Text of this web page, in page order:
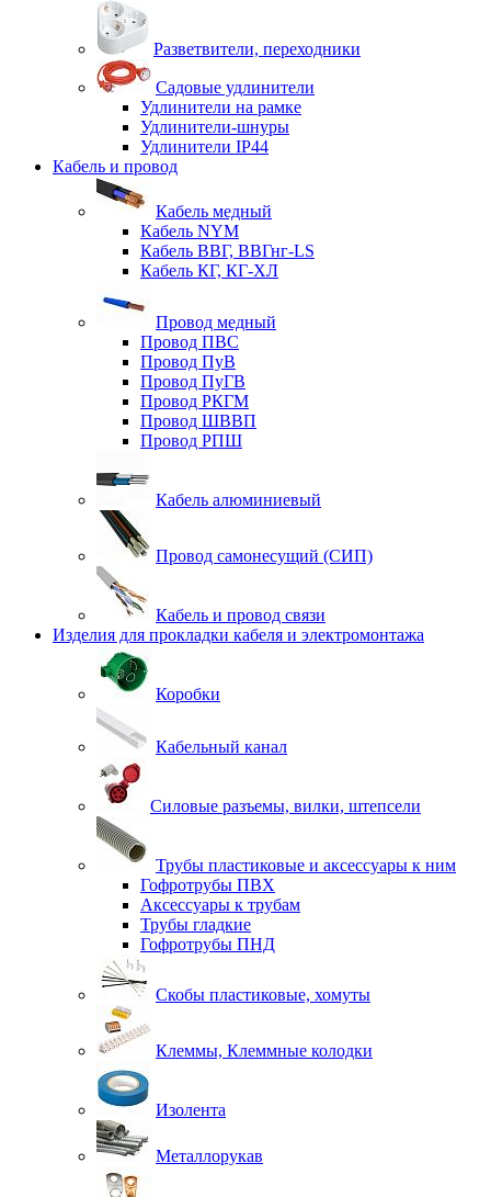
Разветвители, переходники
Садовые удлинители
Удлинители на рамке
Удлинители-шнуры
Удлинители IP44
Кабель и провод
Кабель медный
Кабель NYM
Кабель ВВГ, ВВГнг-LS
Кабель КГ, КГ-ХЛ
Провод медный
Провод ПВС
Провод ПуВ
Провод ПуГВ
Провод РКГМ
Провод ШВВП
Провод РПШ
Кабель алюминиевый
Провод самонесущий (СИП)
Кабель и провод связи
Изделия для прокладки кабеля и электромонтажа
Коробки
Кабельный канал
Силовые разъемы, вилки, штепсели
Трубы пластиковые и аксессуары к ним
Гофротрубы ПВХ
Аксессуары к трубам
Трубы гладкие
Гофротрубы ПНД
Скобы пластиковые, хомуты
Клеммы, Клеммные колодки
Изолента
Металлорукав